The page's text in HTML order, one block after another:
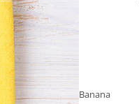
Banana